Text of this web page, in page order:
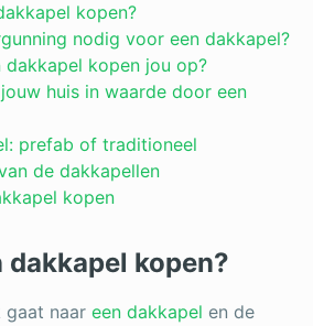
kopen?
nodig voor een dakkapel?
dakkapel kopen jou op?
huis in waarde door een
prefab of traditioneel
de dakkapellen
kopen
dakkapel kopen?
gaat naar een dakkapel en de